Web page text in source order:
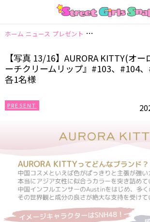
ホーム ニュース プレゼント 【写真 13/16】
【写真 13/16】AURORA KITTY(オ
ーチクリームリップ』#103、#104
各1名様
PRESENT